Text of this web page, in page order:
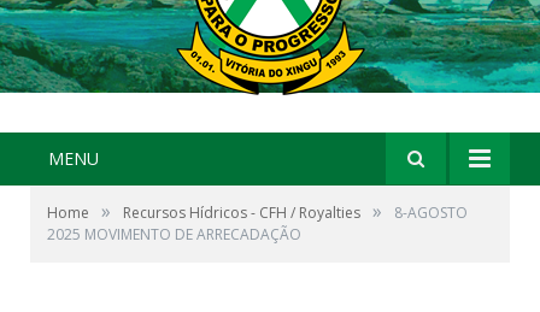
MENU
Home » Recursos Hídricos - CFH / Royalties »
8-AGOSTO
2025 MOVIMENTO DE ARRECADAÇÃO